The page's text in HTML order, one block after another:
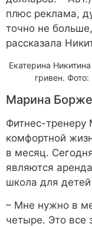
плюс реклама,
точно не
рассказала
Екатерина
гривен.
Марина
Фитнес-
комфортной
в месяц.
являются
школа для
– Мне нужно в
четыре. Это все